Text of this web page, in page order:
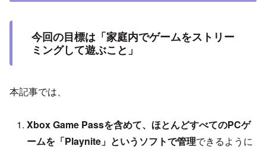
今回の目標は「家庭内でゲームをストリー
ミングして遊ぶこと」
本記事では、
Xbox Game Passを含めて、ほとんどすべてのPCゲ
ームを「Playnite」というソフトで管理できるように